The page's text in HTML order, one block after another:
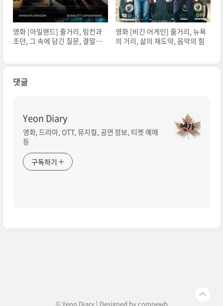
영화 [아일랜드] 줄거리, 링컨과
조던, 그 속에 담긴 질문, 결말에
영화 [비긴 어게인] 줄거리, 뉴욕
의 거리, 삶의 재도약, 음악의 힘
댓글
Yeon Diary
영화, 드라마, OTT, 뮤지컬, 공연 정보, 티켓 예매
등
구독하기
© Yeon Diary | Designed bycomnewb